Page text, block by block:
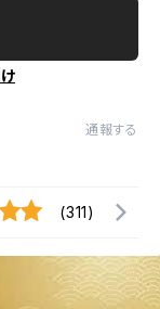
通報する
(311)